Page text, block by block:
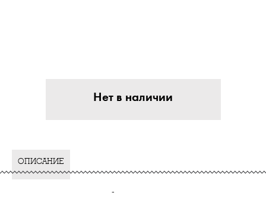
Нет в наличии
ОПИСАНИЕ
-